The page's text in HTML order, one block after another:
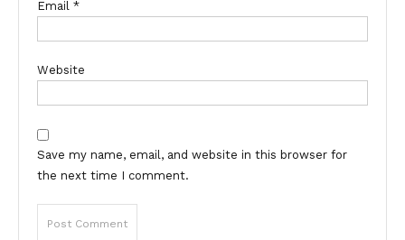
Email *
Website
Save my name, email, and website in this browser for
the next time I comment.